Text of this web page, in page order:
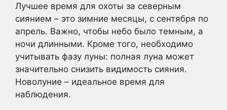
Лучшее время для охоты за северным
сиянием – это зимние месяцы, с сентября по
апрель. Важно, чтобы небо было темным, а
ночи длинными. Кроме того, необходимо
учитывать фазу луны: полная луна может
значительно снизить видимость сияния.
Новолуние – идеальное время для
наблюдения.